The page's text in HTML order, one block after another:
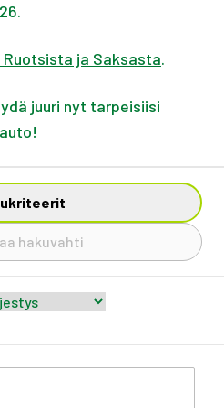
ja Saksasta.
juuri nyt tarpeisiisi
hakuvahti